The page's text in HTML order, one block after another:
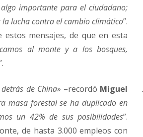
importante para el ciudadano;
lucha contra el cambio climático”.
mensajes, de que en esta
al monte y a los bosques,
de China» –recordó Miguel
masa forestal se ha duplicado en
un 42% de sus posibilidades”.
de hasta 3.000 empleos con